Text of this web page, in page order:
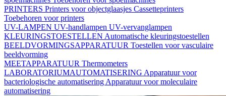
PRINTERS Printers voor objectglaasjes Cassetteprinters
Toebehoren voor printers
UV-LAMPEN UV-handlampen UV-vervanglampen
KLEURINGSTOESTELLEN Automatische kleuringstoestellen
BEELDVORMINGSAPPARATUUR Toestellen voor vasculaire
beeldvorming
MEETAPPARATUUR Thermometers
LABORATORIUMAUTOMATISERING Apparatuur voor
bacteriologische automatisering Apparatuur voor moleculaire
automatisering